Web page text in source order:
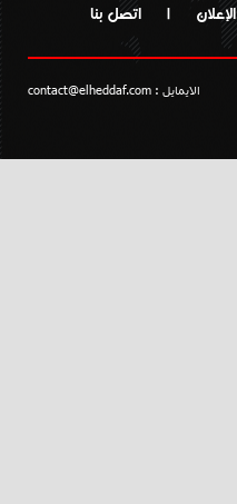
الإعلان | اتصل بنا
الايمايل : contact@elheddaf.com